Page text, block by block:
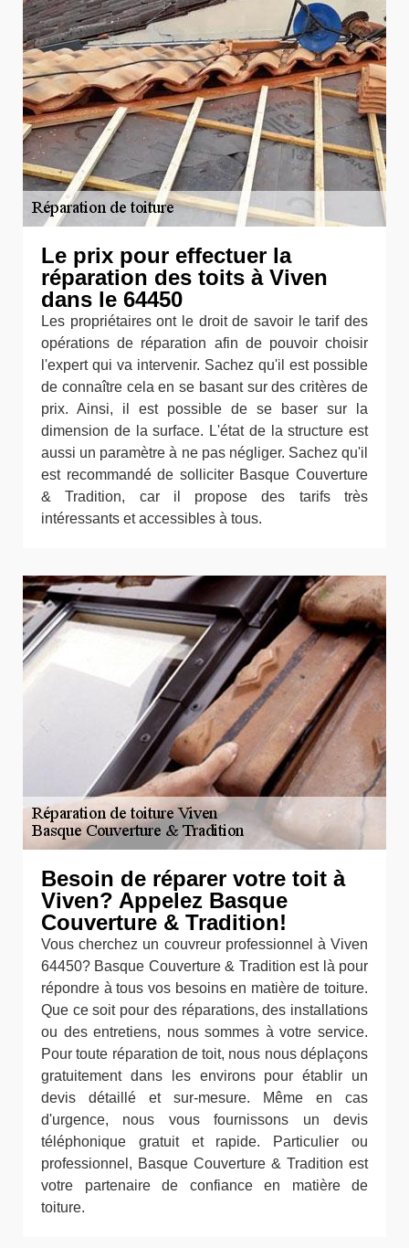
Le prix pour effectuer la
réparation des toits à Viven
dans le 64450
Les propriétaires ont le droit de savoir le tarif des
opérations de réparation afin de pouvoir choisir
l'expert qui va intervenir. Sachez qu'il est possible
de connaître cela en se basant sur des critères de
prix. Ainsi, il est possible de se baser sur la
dimension de la surface. L'état de la structure est
aussi un paramètre à ne pas négliger. Sachez qu'il
est recommandé de solliciter Basque Couverture
& Tradition, car il propose des tarifs très
intéressants et accessibles à tous.
Besoin de réparer votre toit à
Viven? Appelez Basque
Couverture & Tradition!
Vous cherchez un couvreur professionnel à Viven
64450? Basque Couverture & Tradition est là pour
répondre à tous vos besoins en matière de toiture.
Que ce soit pour des réparations, des installations
ou des entretiens, nous sommes à votre service.
Pour toute réparation de toit, nous nous déplaçons
gratuitement dans les environs pour établir un
devis détaillé et sur-mesure. Même en cas
d'urgence, nous vous fournissons un devis
téléphonique gratuit et rapide. Particulier ou
professionnel, Basque Couverture & Tradition est
votre partenaire de confiance en matière de
toiture.